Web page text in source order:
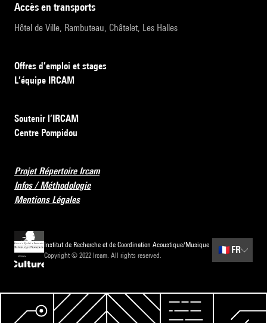
accès en transports
Hôtel de Ville, Rambuteau, Châtelet, Les Halles
Offres d’emploi et stages
L’équipe IRCAM
Soutenir l’IRCAM
Centre Pompidou
Projet Répertoire Ircam
Infos / Méthodologie
Mentions Légales
Institut de Recherche et de Coordination Acoustique/Musique
Copyright © 2022 Ircam. All rights reserved.
🇫🇷 FR